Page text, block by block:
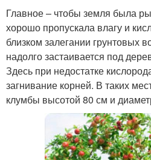
Главное – чтобы земля была
хорошо пропускала влагу и
близком залегании грунтовых
надолго застаивается под
Здесь при недостатке
загнивание корней. В таких
клумбы высотой 80 см и